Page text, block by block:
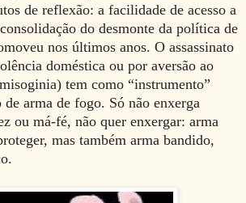
de reflexão: a facilidade de acesso a
do desmonte da política de
nos últimos anos. O assassinato
doméstica ou por aversão ao
tem como “instrumento”
arma de fogo. Só não enxerga
ou má-fé, não quer enxergar: arma
mas também arma bandido,